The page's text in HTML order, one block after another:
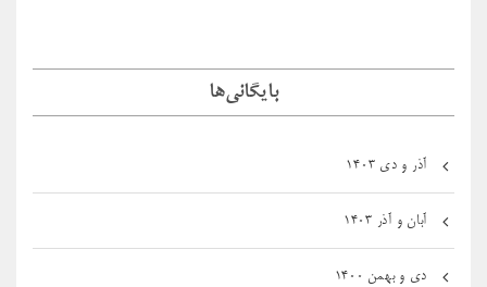
بایگانی‌ها
آذر و دی ۱۴۰۳
آبان و آذر ۱۴۰۳
دی و بهمن ۱۴۰۰